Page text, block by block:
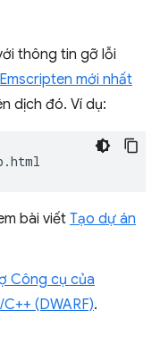
thông tin gỡ lỗi
mới nhất
dịch đó. Ví dụ:
bài viết Tạo dự án
Công cụ của
(DWARF).